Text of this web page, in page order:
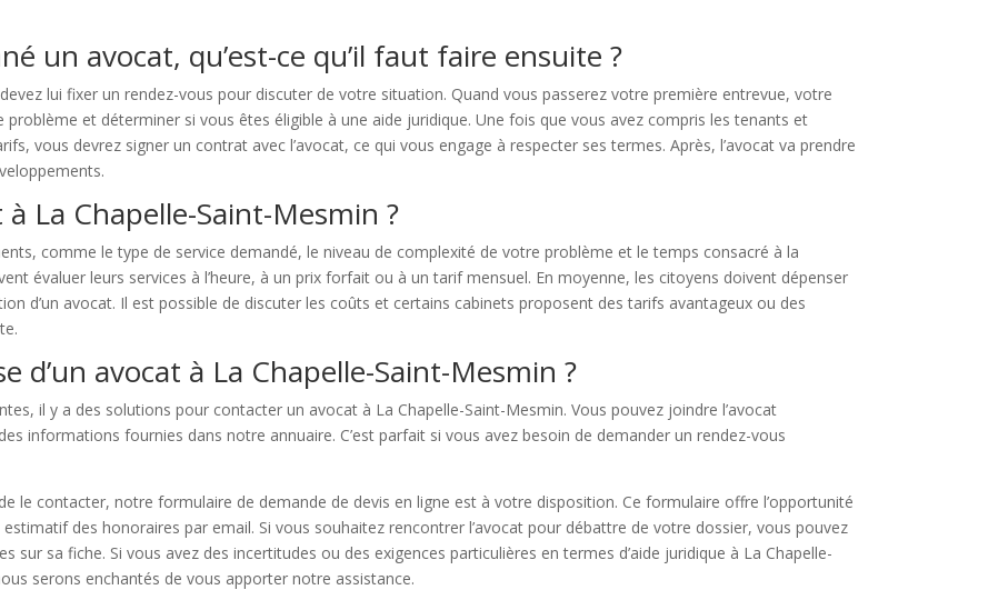
un avocat, qu’est-ce qu’il faut faire ensuite ?
lui fixer un rendez-vous pour discuter de votre situation. Quand vous passerez votre première entrevue, votre
et déterminer si vous êtes éligible à une aide juridique. Une fois que vous avez compris les tenants et
vous devrez signer un contrat avec l’avocat, ce qui vous engage à respecter ses termes. Après, l’avocat va prendre
La Chapelle-Saint-Mesmin ?
comme le type de service demandé, le niveau de complexité de votre problème et le temps consacré à la
évaluer leurs services à l’heure, à un prix forfait ou à un tarif mensuel. En moyenne, les citoyens doivent dépenser
d’un avocat. Il est possible de discuter les coûts et certains cabinets proposent des tarifs avantageux ou des
d’un avocat à La Chapelle-Saint-Mesmin ?
il y a des solutions pour contacter un avocat à La Chapelle-Saint-Mesmin. Vous pouvez joindre l’avocat
informations fournies dans notre annuaire. C’est parfait si vous avez besoin de demander un rendez-vous
le contacter, notre formulaire de demande de devis en ligne est à votre disposition. Ce formulaire offre l’opportunité
des honoraires par email. Si vous souhaitez rencontrer l’avocat pour débattre de votre dossier, vous pouvez
sa fiche. Si vous avez des incertitudes ou des exigences particulières en termes d’aide juridique à La Chapelle-
serons enchantés de vous apporter notre assistance.